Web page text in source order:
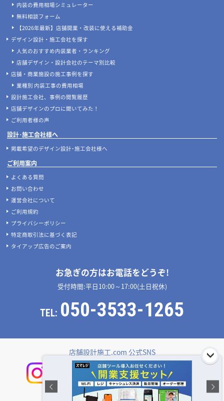
内装の費用相場シミュレーター
無料相談フォーム
【2026年最新】店舗開業・改装に使える補助金
デザイン設計・施工会社を探す
人気のおすすめ内装業者・ランキング
店舗デザイン・設計会社のテーマ別比較
店舗・商業施設の施工事例を探す
業種別 内装工事の費用相場
設計施工会社、事例の閲覧履歴
店舗デザインのプロに聞いてみた！
ご利用者様の声
設計･施工会社様へ
掲載希望のデザイン設計･施工会社様へ
ご利用案内
よくある質問
お問い合わせ
運営会社について
ご利用規約
プライバシーポリシー
特定商取引法に基づく表記
タイアップ広告のご案内
お急ぎの方はお電話をどうぞ!
受付時間:平日10:00～17:00(土日祝休)
TEL: 050-3533-1265
店舗設計施工.com 公式SNS